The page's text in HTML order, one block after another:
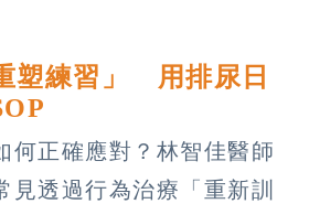
塑練習」 用排尿日
何正確應對？林智佳醫師
見透過行為治療「重新訓